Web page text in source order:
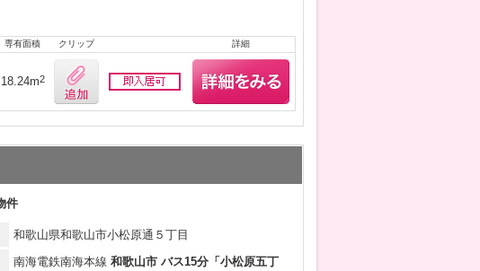
専有面積 クリップ 詳細
18.24m2
件
和歌山県和歌山市小松原通５丁目
南海電鉄南海本線 和歌山市 バス15分「小松原五丁